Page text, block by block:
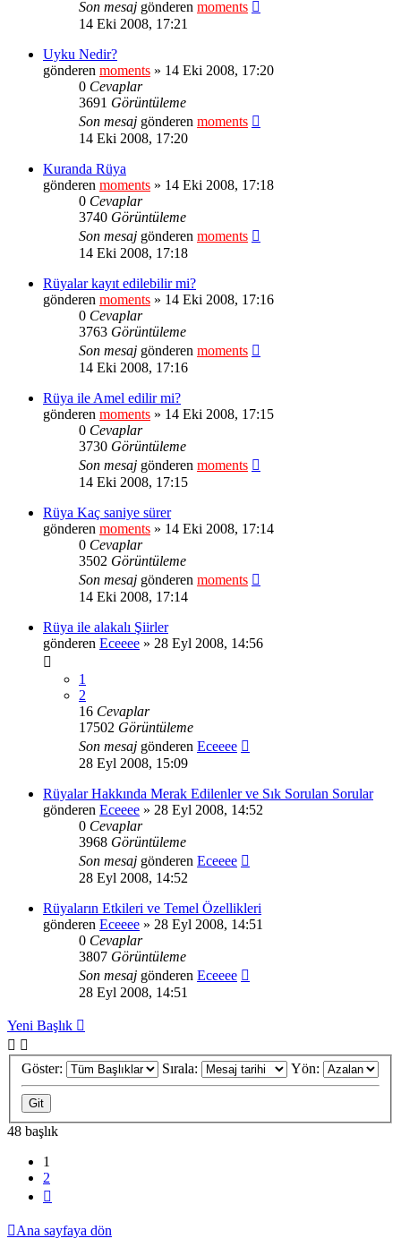
Son mesaj gönderen moments
14 Eki 2008, 17:21
Uyku Nedir?
gönderen moments » 14 Eki 2008, 17:20
0 Cevaplar
3691 Görüntüleme
Son mesaj gönderen moments
14 Eki 2008, 17:20
Kuranda Rüya
gönderen moments » 14 Eki 2008, 17:18
0 Cevaplar
3740 Görüntüleme
Son mesaj gönderen moments
14 Eki 2008, 17:18
Rüyalar kayıt edilebilir mi?
gönderen moments » 14 Eki 2008, 17:16
0 Cevaplar
3763 Görüntüleme
Son mesaj gönderen moments
14 Eki 2008, 17:16
Rüya ile Amel edilir mi?
gönderen moments » 14 Eki 2008, 17:15
0 Cevaplar
3730 Görüntüleme
Son mesaj gönderen moments
14 Eki 2008, 17:15
Rüya Kaç saniye sürer
gönderen moments » 14 Eki 2008, 17:14
0 Cevaplar
3502 Görüntüleme
Son mesaj gönderen moments
14 Eki 2008, 17:14
Rüya ile alakalı Şiirler
gönderen Eceeee » 28 Eyl 2008, 14:56
1
2
16 Cevaplar
17502 Görüntüleme
Son mesaj gönderen Eceeee
28 Eyl 2008, 15:09
Rüyalar Hakkında Merak Edilenler ve Sık Sorulan Sorular
gönderen Eceeee » 28 Eyl 2008, 14:52
0 Cevaplar
3968 Görüntüleme
Son mesaj gönderen Eceeee
28 Eyl 2008, 14:52
Rüyaların Etkileri ve Temel Özellikleri
gönderen Eceeee » 28 Eyl 2008, 14:51
0 Cevaplar
3807 Görüntüleme
Son mesaj gönderen Eceeee
28 Eyl 2008, 14:51
Yeni Başlık
Göster: Sırala: Yön:
48 başlık
1
2
Ana sayfaya dön